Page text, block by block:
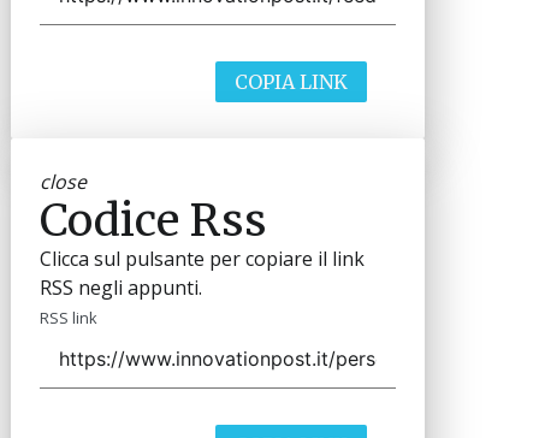
COPIA LINK
close
Codice Rss
Clicca sul pulsante per copiare il link
RSS negli appunti.
RSS link